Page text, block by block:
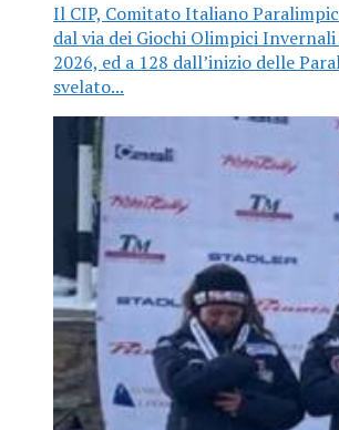
Il CIP, Comitato Italiano
dal via dei Giochi Olimpici
2026, ed a 128 dall’inizio delle
svelato...